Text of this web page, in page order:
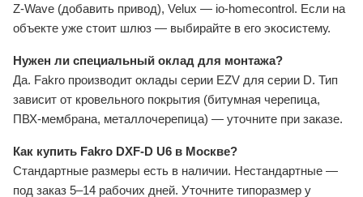
Z-Wave (добавить привод), Velux — io-homecontrol. Если на
объекте уже стоит шлюз — выбирайте в его экосистему.
Нужен ли специальный оклад для монтажа?
Да. Fakro производит оклады серии EZV для серии D. Тип
зависит от кровельного покрытия (битумная черепица,
ПВХ-мембрана, металлочерепица) — уточните при заказе.
Как купить Fakro DXF-D U6 в Москве?
Стандартные размеры есть в наличии. Нестандартные —
под заказ 5–14 рабочих дней. Уточните типоразмер у